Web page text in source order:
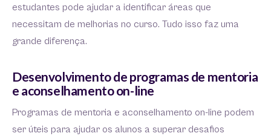
estudantes pode ajudar a identificar áreas que
necessitam de melhorias no curso. Tudo isso faz uma
grande diferença.
Desenvolvimento de programas de mentoria
e aconselhamento on-line
Programas de mentoria e aconselhamento on-line podem
ser úteis para ajudar os alunos a superar desafios